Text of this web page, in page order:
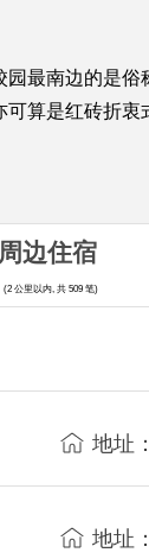
最南边的是
算是红砖折衷
地址
地址
周边住宿
(2 公里以内, 共 509 笔)